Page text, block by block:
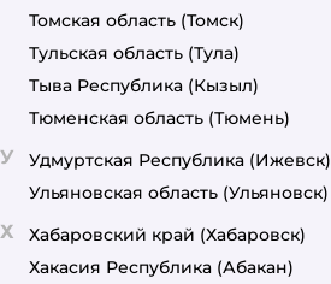
Томская область (Томск)
Тульская область (Тула)
Тыва Республика (Кызыл)
Тюменская область (Тюмень)
У Удмуртская Республика (Ижевск)
Ульяновская область (Ульяновск)
Х Хабаровский край (Хабаровск)
Хакасия Республика (Абакан)